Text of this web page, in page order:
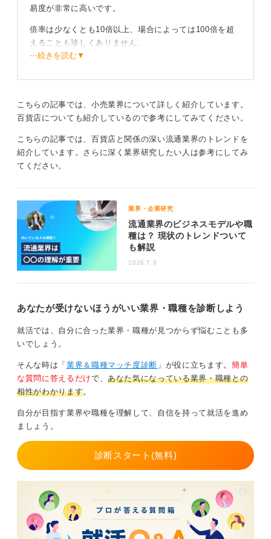
易度が非常に高いです。
倍率は少なくとも10倍以上、場合によっては100倍を超
えることも珍しくありません。
残念ながら学歴による絞り込みが存在するのも事実で
す。
もし学歴に不安がある場合は、新卒に固執せず、一度ほ
かの企業で実績を積んでから中途採用でチャレンジする
という道も考えられます。
⋯続きを読む▼
こちらの記事では、小売業界について詳しく紹介しています。
百貨店についても紹介しているので参考にしてみてください。
こちらの記事では、百貨店と関係の深い流通業界のトレンドを
紹介しています。さらに深く業界研究したい人は参考にしてみ
てください。
業界・企業研究
流通業界のビジネスモデルや職
種は？ 現状のトレンドついて
も解説
2026.7.8
あなたが受けないほうがいい業界・職種を診断しよう
就活では、自分に合った業界・職種が見つからず悩むことも多
いでしょう。
そんな時は「 業界＆職種マッチ度診断 」が役に立ちます。 簡単
な質問に答えるだけで、あなた気になっている業界・職種との
相性がわかります。
自分が目指す業界や職種を理解して、自信を持って就活を進め
ましょう。
診断スタート(無料)